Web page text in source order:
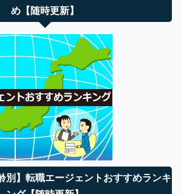
め【随時更新】
別】転職エージェントおすすめランキ